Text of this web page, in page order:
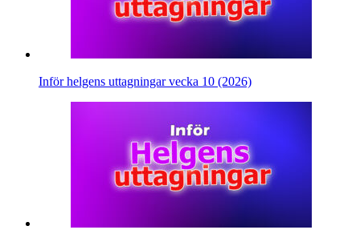
Inför helgens uttagningar vecka 10 (2026)